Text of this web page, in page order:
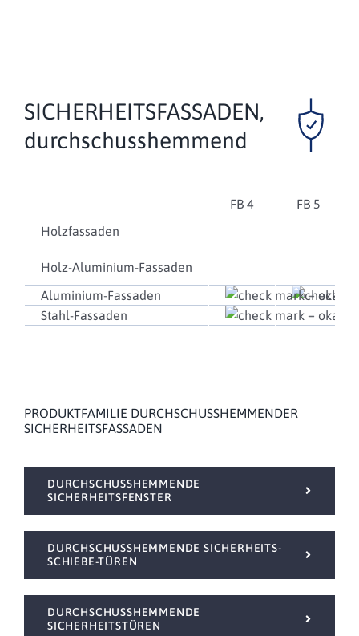
SICHERHEITSFASSADEN,
durchschusshemmend
FB 4
FB 5
Holzfassaden
Holz-Aluminium-Fassaden
Aluminium-Fassaden
Stahl-Fassaden
PRODUKTFAMILIE DURCHSCHUSSHEMMENDER
SICHERHEITSFASSADEN
DURCHSCHUSSHEMMENDE
SICHERHEITSFENSTER
DURCHSCHUSSHEMMENDE SICHERHEITS-
SCHIEBE-TÜREN
DURCHSCHUSSHEMMENDE
SICHERHEITSTÜREN